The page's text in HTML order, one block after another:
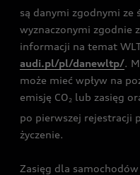
są danymi zgodnymi
wyznaczonymi zgodnie
informacji na temat
audi.pl/pl/danewltp/.
może mieć wpływ na
emisję CO2 lub zasięg
po pierwszej rejestracji
życzenie.
Zasięg dla